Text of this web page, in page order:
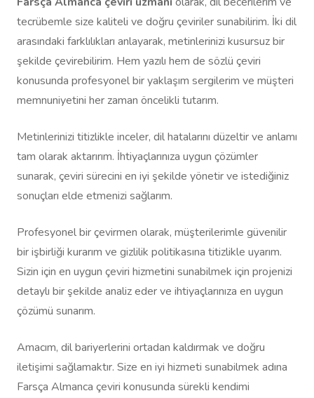
tecrübemle size kaliteli ve doğru çeviriler sunabilirim. İki dil
arasındaki farklılıkları anlayarak, metinlerinizi kusursuz bir
şekilde çevirebilirim. Hem yazılı hem de sözlü çeviri
konusunda profesyonel bir yaklaşım sergilerim ve müşteri
memnuniyetini her zaman öncelikli tutarım.
Metinlerinizi titizlikle inceler, dil hatalarını düzeltir ve anlamı
tam olarak aktarırım. İhtiyaçlarınıza uygun çözümler
sunarak, çeviri sürecini en iyi şekilde yönetir ve istediğiniz
sonuçları elde etmenizi sağlarım.
Profesyonel bir çevirmen olarak, müşterilerimle güvenilir
bir işbirliği kurarım ve gizlilik politikasına titizlikle uyarım.
Sizin için en uygun çeviri hizmetini sunabilmek için projenizi
detaylı bir şekilde analiz eder ve ihtiyaçlarınıza en uygun
çözümü sunarım.
Amacım, dil bariyerlerini ortadan kaldırmak ve doğru
iletişimi sağlamaktır. Size en iyi hizmeti sunabilmek adına
Farsça Almanca çeviri konusunda sürekli kendimi